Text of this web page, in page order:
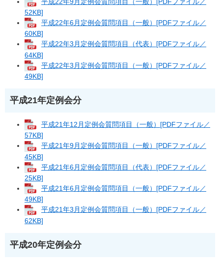
52KB]
平成22年6月定例会質問項目（一般）[PDFファイル／
60KB]
平成22年3月定例会質問項目（代表）[PDFファイル／
64KB]
平成22年3月定例会質問項目（一般）[PDFファイル／
49KB]
平成21年定例会分
平成21年12月定例会質問項目（一般）[PDFファイル／
57KB]
平成21年9月定例会質問項目（一般）[PDFファイル／
45KB]
平成21年6月定例会質問項目（代表）[PDFファイル／
25KB]
平成21年6月定例会質問項目（一般）[PDFファイル／
49KB]
平成21年3月定例会質問項目（一般）[PDFファイル／
62KB]
平成20年定例会分